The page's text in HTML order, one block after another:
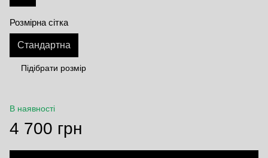
Розмірна сітка
Стандартна
Підібрати розмір
В наявності
4 700 грн